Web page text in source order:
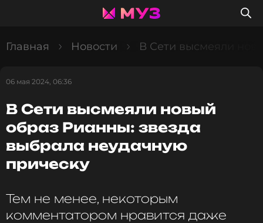
Главная Новости В Сети высмеяли
06 мая 2024, 06:36
В Сети высмеяли новый
образ Рианны: звезда
выбрала неудачную
прическу
Тем не менее, некоторым
комментатором нравится даже